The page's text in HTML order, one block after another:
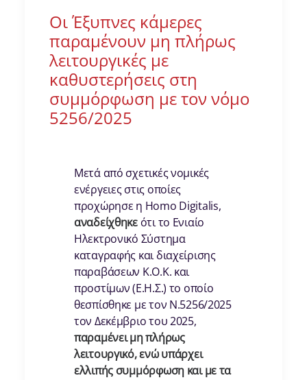
Οι Έξυπνες κάμερες
παραμένουν μη πλήρως
λειτουργικές με
καθυστερήσεις στη
συμμόρφωση με τον νόμο
5256/2025
Μετά από σχετικές νομικές
ενέργειες στις οποίες
προχώρησε η Homo Digitalis,
αναδείχθηκε ότι το Ενιαίο
Ηλεκτρονικό Σύστημα
καταγραφής και διαχείρισης
παραβάσεων Κ.Ο.Κ. και
προστίμων (Ε.Η.Σ.) το οποίο
θεσπίσθηκε με τον Ν.5256/2025
τον Δεκέμβριο του 2025,
παραμένει μη πλήρως
λειτουργικό, ενώ υπάρχει
ελλιπής συμμόρφωση και με τα